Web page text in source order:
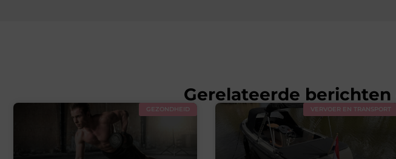
Gerelateerde berichten
GEZONDHEID VERVOER EN TRANSPORT